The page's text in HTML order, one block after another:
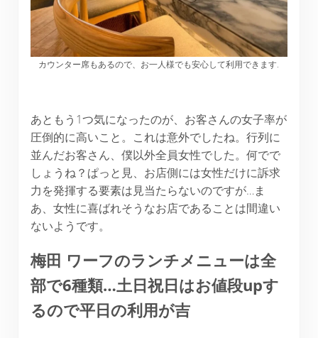
カウンター席もあるので、お一人様でも安心して利用できます.
あともう1つ気になったのが、お客さんの女子率が
圧倒的に高いこと。これは意外でしたね。行列に
並んだお客さん、僕以外全員女性でした。何でで
しょうね？ぱっと見、お店側には女性だけに訴求
力を発揮する要素は見当たらないのですが…ま
あ、女性に喜ばれそうなお店であることは間違い
ないようです。
梅田 ワーフのランチメニューは全
部で6種類…土日祝日はお値段upす
るので平日の利用が吉